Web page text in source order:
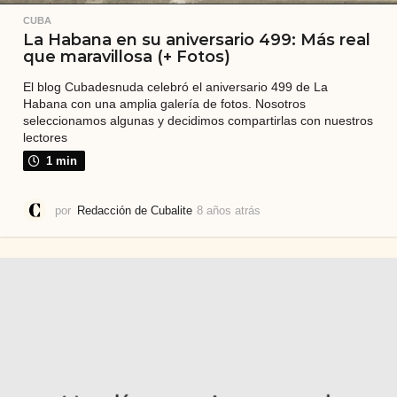
CUBA
La Habana en su aniversario 499: Más real
que maravillosa (+ Fotos)
El blog Cubadesnuda celebró el aniversario 499 de La
Habana con una amplia galería de fotos. Nosotros
seleccionamos algunas y decidimos compartirlas con nuestros
lectores
1 min
por Redacción de Cubalite 8 años atrás